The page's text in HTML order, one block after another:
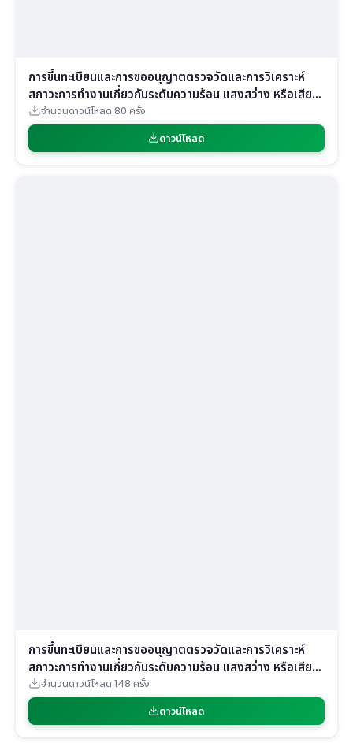
การขึ้นทะเบียนและการขออนุญาตตรวจวัดและการวิเคราะห์
สภาวะการทำงานเกี่ยวกับระดับความร้อน แสงสว่าง หรือเสียง
(2)จำนวนดาวน์โหลด 80 ครั้ง
ดาวน์โหลด
การขึ้นทะเบียนและการขออนุญาตตรวจวัดและการวิเคราะห์
สภาวะการทำงานเกี่ยวกับระดับความร้อน แสงสว่าง หรือเสียง
(1)จำนวนดาวน์โหลด 148 ครั้ง
ดาวน์โหลด